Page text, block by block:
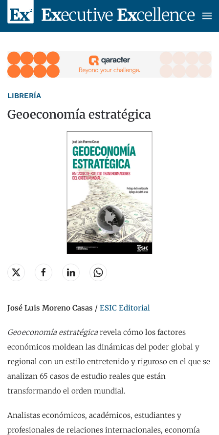
Skip to main content
LIBRERÍA
Geoeconomía estratégica
José Luis Moreno Casas / ESIC Editorial
Geoeconomía estratégica revela cómo los factores
económicos moldean las dinámicas del poder global y
regional con un estilo entretenido y riguroso en el que se
analizan 65 casos de estudio reales que están
transformando el orden mundial.
Analistas económicos, académicos, estudiantes y
profesionales de relaciones internacionales, economía